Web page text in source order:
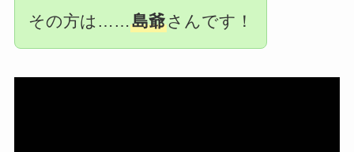
その方は……島爺さんです！